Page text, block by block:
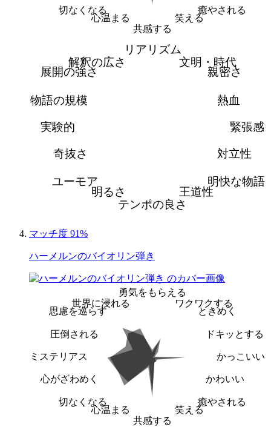
癒やされる
笑える
共感する
心温まる
切なくなる
リアリズム
文明・時代
親密さ
熱血
緊張感
対立性
明快な物語
王道性
テンポの良さ
明るさ
ユーモア
奇抜さ
実験的
物語の規模
展開の強さ
解釈の広さ
マッチ度 91%
ハーメルンのバイオリン弾き
勇気をもらえる
ワクワクする
ときめく
ドキッとする
かっこいい
かわいい
癒やされる
笑える
共感する
心温まる
切なくなる
心がざわめく
ミステリアス
圧倒される
思慮を巡らす
世界に浸れる